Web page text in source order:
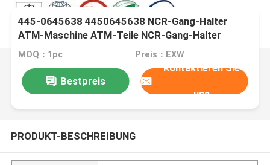
445-0645638 4450645638 NCR-Gang-Halter
ATM-Maschine ATM-Teile NCR-Gang-Halter
MOQ：1pc Preis：EXW
Bestpreis
Kontaktieren Sie
uns
PRODUKT-BESCHREIBUNG